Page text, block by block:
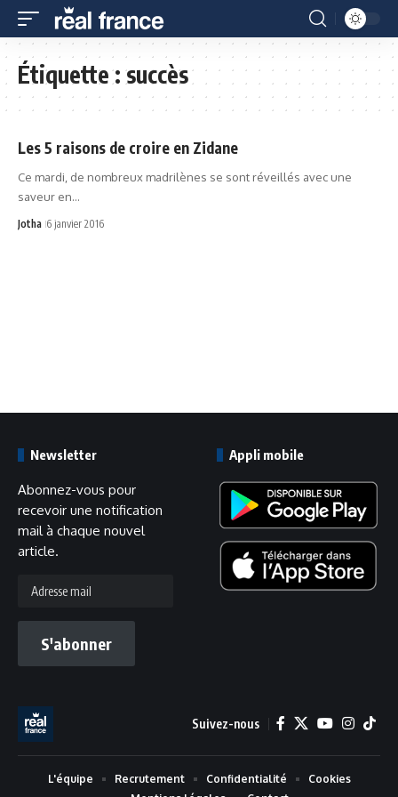
Étiquette :succès
Les 5 raisons de croire en Zidane
Ce mardi, de nombreux madrilènes se sont réveillés avec une
saveur en…
Jotha 6 janvier 2016
Newsletter
Abonnez-vous pour
recevoir une notification
mail à chaque nouvel
article.
mail
S'abonner
Appli mobile
Suivez-nous
L'équipe Recrutement Confidentialité
Cookies